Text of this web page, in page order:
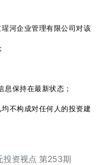
河企业管理有限公司对该
保持在最新状态；
不构成对任何人的投资建
投资视点 第253期